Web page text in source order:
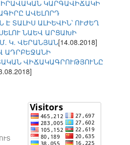
ԿԱՐԳԱՎԻՃԱԿԻ
ԱՎԵԼՈՐԴ
Է ՏԱԼԻՍ ԱԼԻԵՎԻՆ՝ ՈՒԺԵՂ
ՆԱԵՎ ԱՐՑԱԽԻ
Կ. ՎԵՐԱՆՅԱՆ[14.08.2018]
ԱԴՐԲԵՋԱՆԻ
ՎԻՃԱԿԱԳՐՈՒԹՅՈՒՆԸ